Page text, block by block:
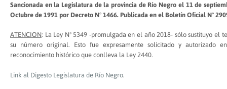
Sancionada en la Legislatura de la provincia de Río Negro el 11 de
Octubre de 1991 por Decreto N° 1466. Publicada en el Boletín Oficial N°
ATENCION: La Ley Nº 5349 -promulgada en el año 2018- sólo sustituyo el
su número original. Esto fue expresamente solicitado y autorizado
reconocimiento histórico que conlleva la Ley 2440.
Link al Digesto Legislatura de Río Negro.